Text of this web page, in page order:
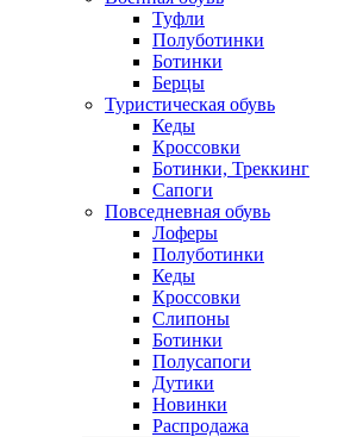
Туфли
Полуботинки
Ботинки
Берцы
Туристическая обувь
Кеды
Кроссовки
Ботинки, Треккинг
Сапоги
Повседневная обувь
Лоферы
Полуботинки
Кеды
Кроссовки
Слипоны
Ботинки
Полусапоги
Дутики
Новинки
Распродажа